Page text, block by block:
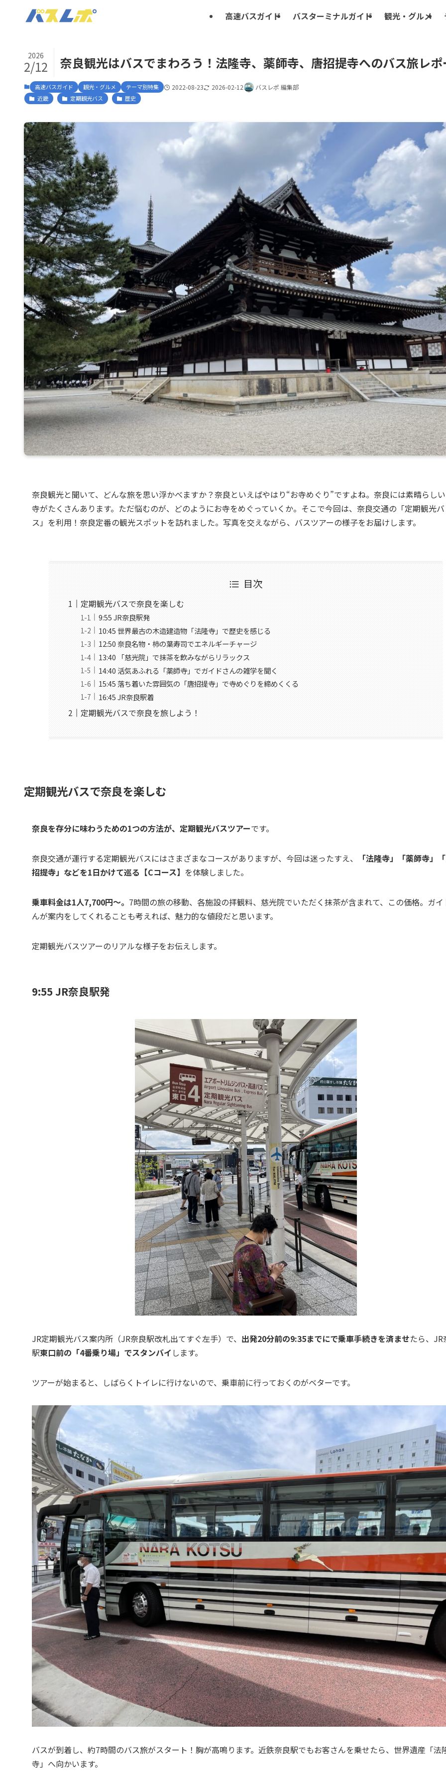
高速バスガイド バスターミナルガイド 観光・グルメ
奈良観光はバスでまわろう！法隆寺、薬師寺、唐招提寺へのバス旅レ
2026
2/12
高速バスガイド 観光・グルメ テーマ別特集 2022-08-23 2026-02-12 バスレポ 編集部
近畿 定期観光バス 歴史
奈良観光と聞いて、どんな旅を思い浮かべますか？奈良といえばやはり“お寺めぐり”ですよね。奈良には素晴らし
寺がたくさんあります。ただ悩むのが、どのようにお寺をめぐっていくか。そこで今回は、奈良交通の「定期観光バ
ス」を利用！奈良定番の観光スポットを訪れました。写真を交えながら、バスツアーの様子をお届けします。
目次
定期観光バスで奈良を楽しむ
9:55 JR奈良駅発
10:45 世界最古の木造建造物「法隆寺」で歴史を感じる
12:50 奈良名物・柿の葉寿司でエネルギーチャージ
13:40 「慈光院」で抹茶を飲みながらリラックス
14:40 活気あふれる「薬師寺」でガイドさんの雑学を聞く
15:45 落ち着いた雰囲気の「唐招提寺」で寺めぐりを締めくくる
16:45 JR奈良駅着
定期観光バスで奈良を旅しよう！
定期観光バスで奈良を楽しむ
奈良を存分に味わうための1つの方法が、定期観光バスツアーです。
奈良交通が運行する定期観光バスにはさまざまなコースがありますが、今回は迷ったすえ、
「法隆寺」「薬師寺」
招提寺」などを1日かけて巡る【Cコース】 を体験しました。
乗車料金は1人7,700円〜。 7時間の旅の移動、各施設の拝観料、慈光院でいただく抹茶が含まれて、この価格。ガイ
んが案内をしてくれることも考えれば、魅力的な値段だと思います。
定期観光バスツアーのリアルな様子をお伝えします。
9:55 JR奈良駅発
JR定期観光バス案内所（JR奈良駅改札出てすぐ左手）で、 出発20分前の9:35までにで乗車手続きを済ませたら、JR
駅東口前の「4番乗り場」でスタンバイ します。
ツアーが始まると、しばらくトイレに行けないので、乗車前に行っておくのがベターです。
バスが到着し、約7時間のバス旅がスタート！胸が高鳴ります。近鉄奈良駅でもお客さんを乗せたら、世界遺産「法
寺」へ向かいます。